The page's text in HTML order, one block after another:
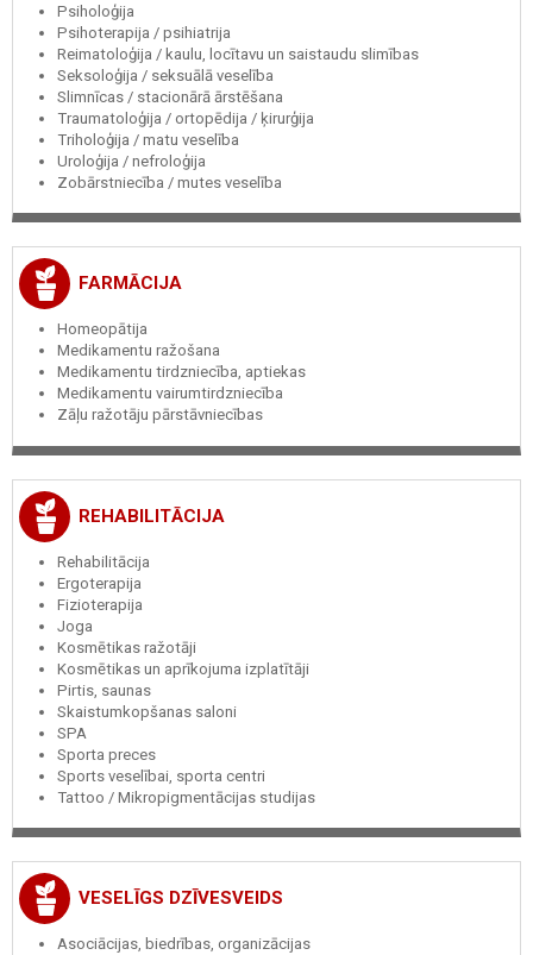
Psiholoģija
Psihoterapija / psihiatrija
Reimatoloģija / kaulu, locītavu un saistaudu slimības
Seksoloģija / seksuālā veselība
Slimnīcas / stacionārā ārstēšana
Traumatoloģija / ortopēdija / ķirurģija
Triholoģija / matu veselība
Uroloģija / nefroloģija
Zobārstniecība / mutes veselība
FARMĀCIJA
Homeopātija
Medikamentu ražošana
Medikamentu tirdzniecība, aptiekas
Medikamentu vairumtirdzniecība
Zāļu ražotāju pārstāvniecības
REHABILITĀCIJA
Rehabilitācija
Ergoterapija
Fizioterapija
Joga
Kosmētikas ražotāji
Kosmētikas un aprīkojuma izplatītāji
Pirtis, saunas
Skaistumkopšanas saloni
SPA
Sporta preces
Sports veselībai, sporta centri
Tattoo / Mikropigmentācijas studijas
VESELĪGS DZĪVESVEIDS
Asociācijas, biedrības, organizācijas